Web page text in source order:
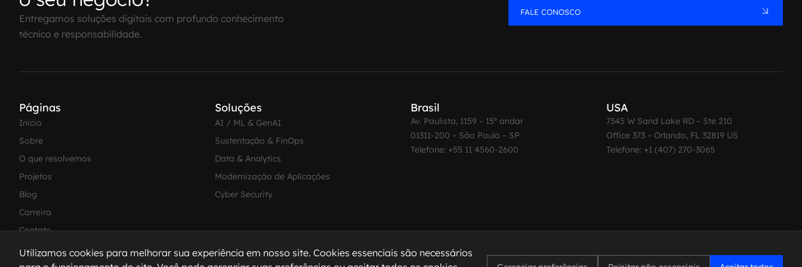
Entregamos soluções digitais com profundo conhecimento
técnico e responsabilidade.
FALE CONOSCO
Páginas
Inicio
Sobre
O que resolvemos
Projetos
Blog
Carreira
Contato
Soluções
AI / ML & GenAI
Sustentação & FinOps
Data & Analytics
Modernização de Aplicações
Cyber Security
Brasil
Av. Paulista, 1159 – 15º andar
01311-200 – São Paulo – SP
Telefone: +55 11 4560-2600
USA
7345 W Sand Lake RD – Ste 210
Office 373 – Orlando, FL 32819 US
Telefone: +1 (407) 270-3065
Utilizamos cookies para melhorar sua experiência em nosso site. Cookies essenciais são necessários